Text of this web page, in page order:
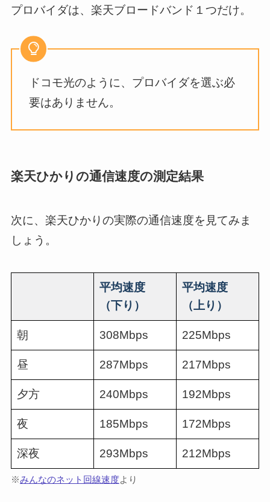
プロバイダは、楽天ブロードバンド１つだけ。
ドコモ光のように、プロバイダを選ぶ必
要はありません。
楽天ひかりの通信速度の測定結果
次に、楽天ひかりの実際の通信速度を見てみま
しょう。
平均速度
（下り）
平均速度
（上り）
朝 308Mbps 225Mbps
昼 287Mbps 217Mbps
夕方 240Mbps 192Mbps
夜 185Mbps 172Mbps
深夜 293Mbps 212Mbps
※みんなのネット回線速度より